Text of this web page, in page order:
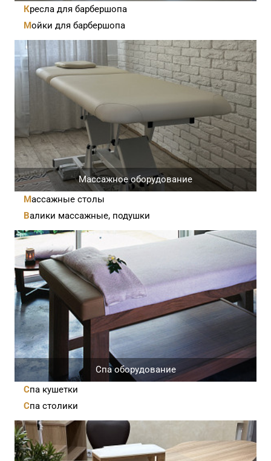
Кресла для барбершопа
Мойки для барбершопа
Массажное оборудование
Массажные столы
Валики массажные, подушки
Спа оборудование
Спа кушетки
Спа столики